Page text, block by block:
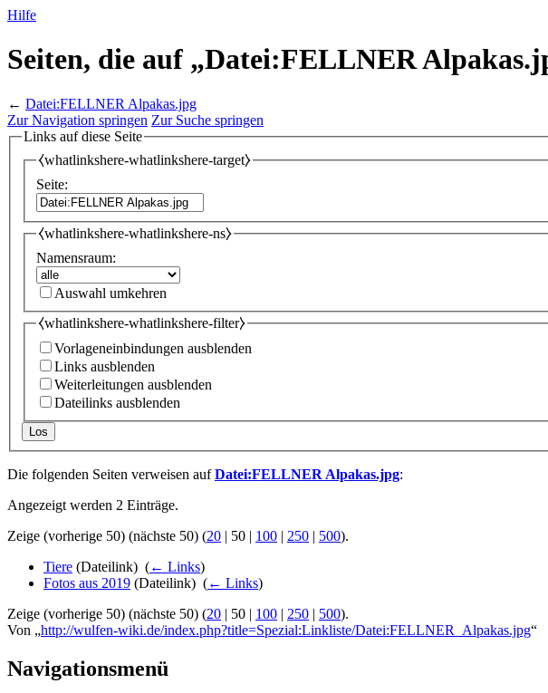
Hilfe
Seiten, die auf „Datei:FELLNER
← Datei:FELLNER Alpakas.jpg
Zur Navigation springen Zur Suche springen
Links auf diese Seite
⧼whatlinkshere-whatlinkshere-target⧽
Seite:
⧼whatlinkshere-whatlinkshere-ns⧽
Namensraum:
Auswahl umkehren
⧼whatlinkshere-whatlinkshere-filter⧽
Vorlageneinbindungen ausblenden
Links ausblenden
Weiterleitungen ausblenden
Dateilinks ausblenden
Los
Die folgenden Seiten verweisen aufDatei:FELLNER Alpakas.jpg:
Angezeigt werden 2 Einträge.
Zeige (vorherige 50) (nächste 50) (20 | 50 | 100 | 250 | 500).
Tiere (Dateilink) ‎ (← Links)
Fotos aus 2019 (Dateilink) ‎ (← Links)
Zeige (vorherige 50) (nächste 50) (20 | 50 | 100 | 250 | 500).
Von „http://wulfen-wiki.de/index.php?title=Spezial:Linkliste/Datei:FELLNER_Alpakas.jpg“
Navigationsmenü